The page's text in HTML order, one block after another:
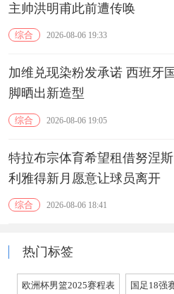
主帅洪明甫此前遭传唤
综合 2026-08-06 19:33
加维兑现染粉发承诺 西班牙国
脚晒出新造型
综合 2026-08-06 19:05
特拉布宗体育希望租借努涅斯
利雅得新月愿意让球员离开
综合 2026-08-06 18:41
热门标签
欧洲杯男篮2025赛程表 国足18强